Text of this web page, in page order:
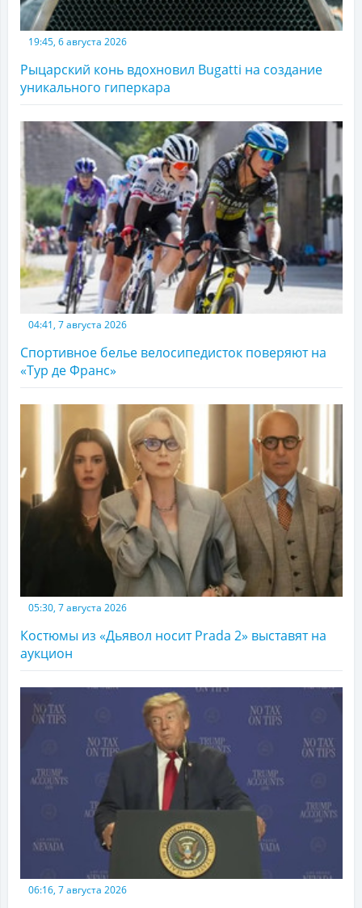
19:45, 6 августа 2026
Рыцарский конь вдохновил Bugatti на создание
уникального гиперкара
04:41, 7 августа 2026
Спортивное белье велосипедисток поверяют на
«Тур де Франс»
05:30, 7 августа 2026
Костюмы из «Дьявол носит Prada 2» выставят на
аукцион
06:16, 7 августа 2026